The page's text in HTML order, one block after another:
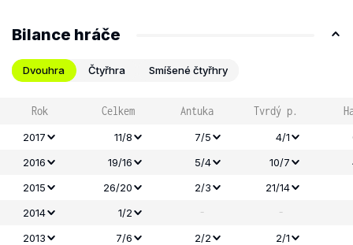
Bilance hráče
Dvouhra Čtyřhra Smíšené čtyřhry
Rok Celkem Antuka Tvrdý p.
2017 11/8 7/5 4/1
2016
19/16 5/4 10/7
2015
26/20 2/3 21/14
2014
1/2 - -
2013 7/6 2/2 2/1